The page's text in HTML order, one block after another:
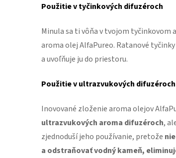
Použitie v tyčinkových difuzéroch
Minula sa ti vôňa v tvojom tyčinkovom
aroma olej AlfaPureo. Ratanové
a uvoľňuje ju do priestoru.
Použitie v ultrazvukových difuzéroch
Inovované zloženie aroma olejov
ultrazvukových aroma difuzéroch,
zjednoduší jeho používanie, pretože
a odstraňovať vodný kameň,